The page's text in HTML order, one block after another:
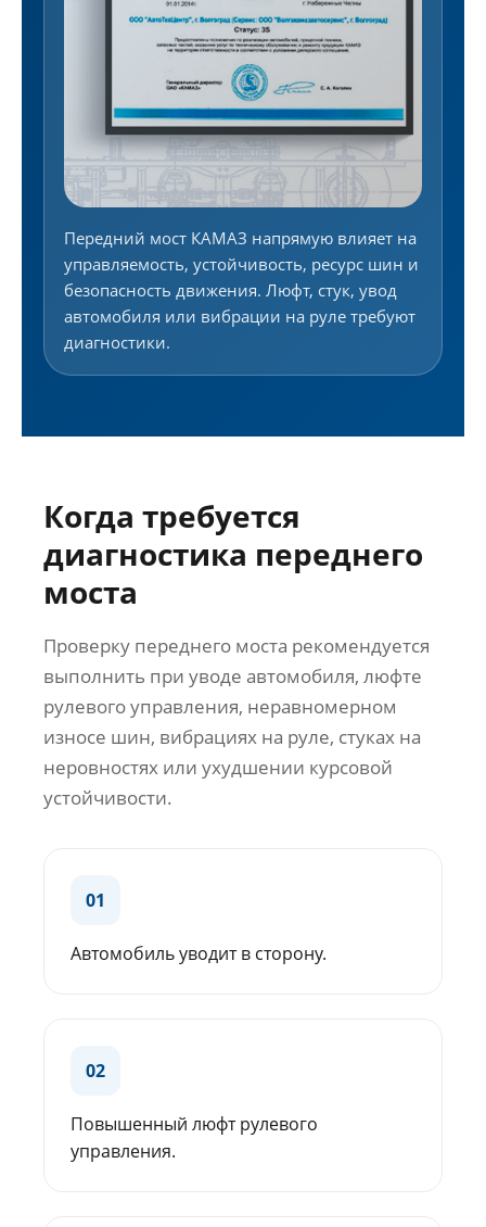
Передний мост КАМАЗ напрямую влияет на
управляемость, устойчивость, ресурс шин и
безопасность движения. Люфт, стук, увод
автомобиля или вибрации на руле требуют
диагностики.
Когда требуется
диагностика переднего
моста
Проверку переднего моста рекомендуется
выполнить при уводе автомобиля, люфте
рулевого управления, неравномерном
износе шин, вибрациях на руле, стуках на
неровностях или ухудшении курсовой
устойчивости.
01
Автомобиль уводит в сторону.
02
Повышенный люфт рулевого
управления.